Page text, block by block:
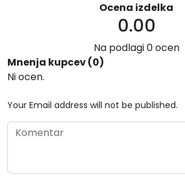
Mnenja kupcev (0)
Ni ocen.
Your Email address will not be published.
Ocena izdelka
0.00
Na podlagi 0 ocen